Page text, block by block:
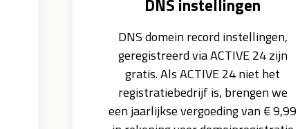
DNS instellingen
DNS domein record instellingen,
geregistreerd via ACTIVE 24 zijn
gratis. Als ACTIVE 24 niet het
registratiebedrijf is, brengen we
een jaarlijkse vergoeding van € 9,99